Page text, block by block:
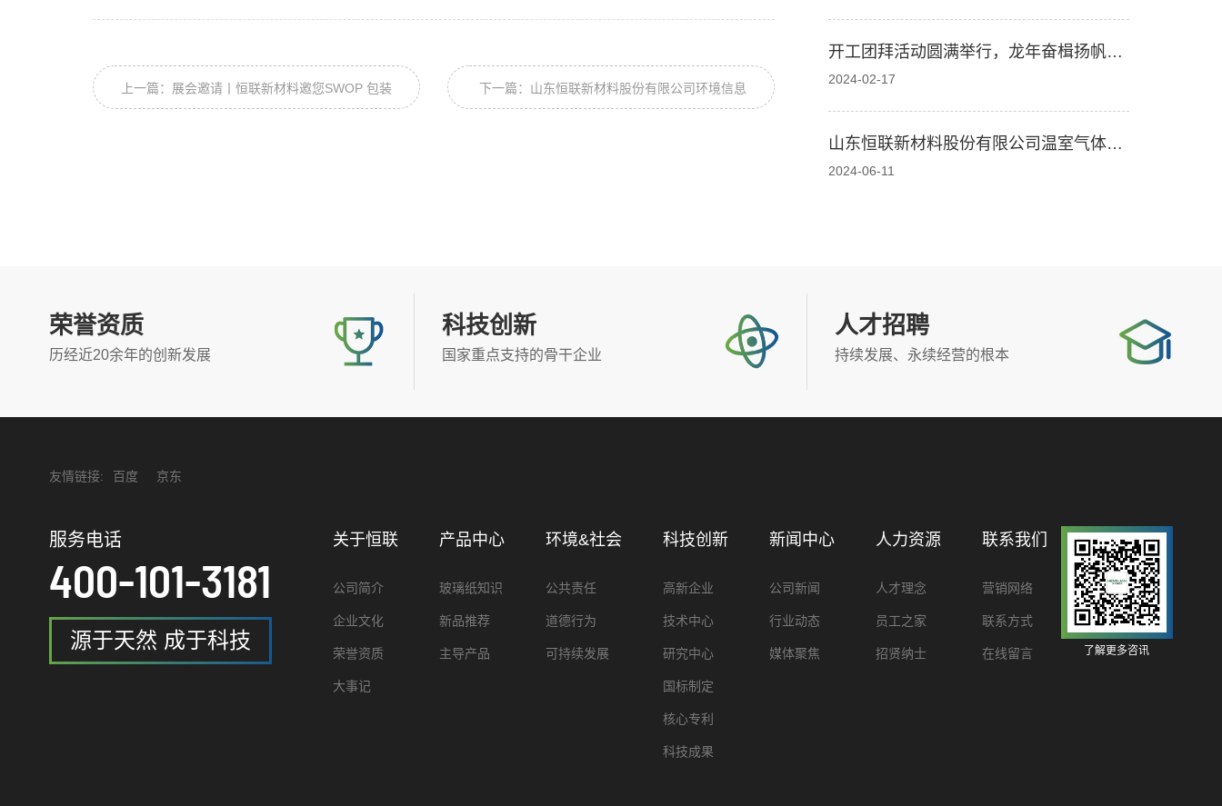
上一篇：展会邀请丨恒联新材料邀您SWOP 包装 下一篇：山东恒联新材料股份有限公司环境信息
开工团拜活动圆满举行，龙年奋楫扬帆再
出发
2024-02-17
山东恒联新材料股份有限公司温室气体排
放核算报告
2024-06-11
荣誉资质
历经近20余年的创新发展
科技创新
国家重点支持的骨干企业
人才招聘
持续发展、永续经营的根本
友情链接: 百度 京东
服务电话
400-101-3181
源于天然 成于科技
关于恒联
公司简介
企业文化
荣誉资质
大事记
产品中心
玻璃纸知识
新品推荐
主导产品
环境&社会
公共责任
道德行为
可持续发展
科技创新
高新企业
技术中心
研究中心
国标制定
核心专利
科技成果
新闻中心
公司新闻
行业动态
媒体聚焦
人力资源
人才理念
员工之家
招贤纳士
联系我们
营销网络
联系方式
在线留言 了解更多咨讯